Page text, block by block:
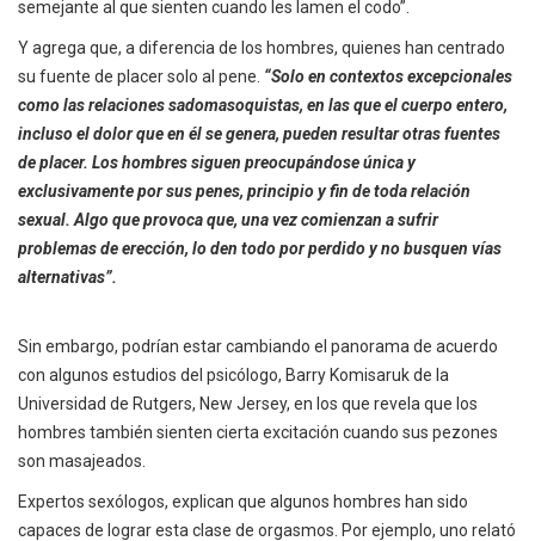
semejante al que sienten cuando les lamen el codo”.
Y agrega que, a diferencia de los hombres, quienes han centrado
su fuente de placer solo al pene. “Solo en contextos excepcionales
como las relaciones sadomasoquistas, en las que el cuerpo entero,
incluso el dolor que en él se genera, pueden resultar otras fuentes
de placer. Los hombres siguen preocupándose única y
exclusivamente por sus penes, principio y fin de toda relación
sexual. Algo que provoca que, una vez comienzan a sufrir
problemas de erección, lo den todo por perdido y no busquen vías
alternativas”.
Sin embargo, podrían estar cambiando el panorama de acuerdo
con algunos estudios del psicólogo, Barry Komisaruk de la
Universidad de Rutgers, New Jersey, en los que revela que los
hombres también sienten cierta excitación cuando sus pezones
son masajeados.
Expertos sexólogos, explican que algunos hombres han sido
capaces de lograr esta clase de orgasmos. Por ejemplo, uno relató